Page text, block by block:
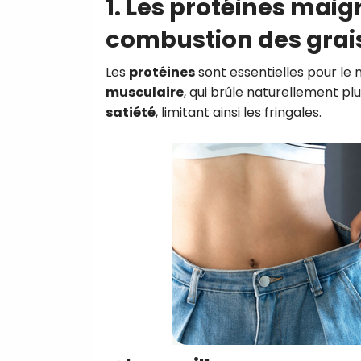
1. Les protéines
combustion des
Les protéinessont essentielles pour le
musculaire, qui brûle naturellement
satiété, limitant ainsi les fringales.